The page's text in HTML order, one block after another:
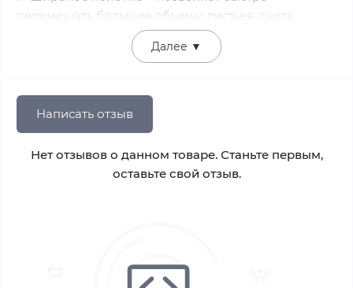
перемещать большие объемы листьев, снега,
✅ Компактность и удобное хранение – благодаря
Идеально подходит для:
сбора опавших листьев, травы, мусора;
которое станет незаменимым помощником в
Далее ▼
Написать отзыв
Нет отзывов о данном товаре. Станьте первым,
оставьте свой отзыв.